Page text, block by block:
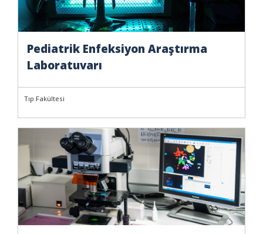
Pediatrik Enfeksiyon Araştırma
Laboratuvarı
Tıp Fakültesi